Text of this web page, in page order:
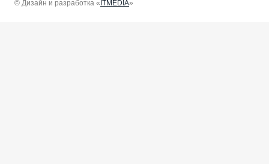
© Дизайн и разработка « ITMEDIA»